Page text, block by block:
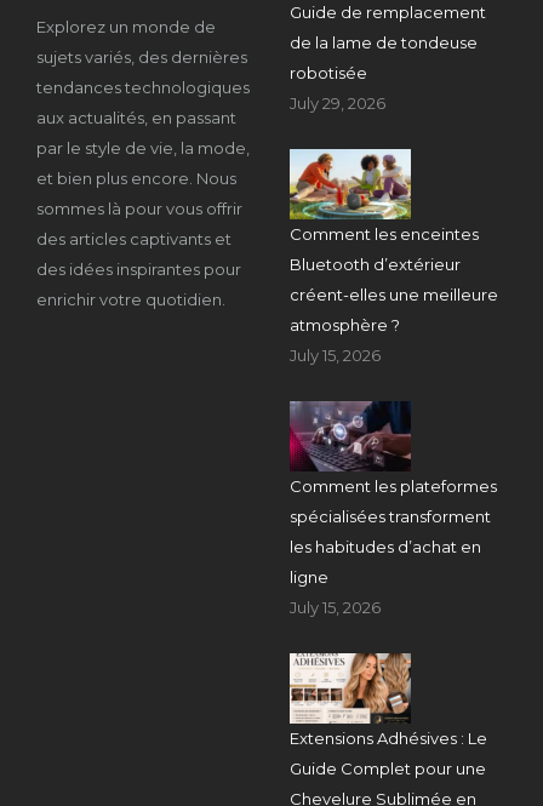
Explorez un monde de
sujets variés, des dernières
tendances technologiques
aux actualités, en passant
par le style de vie, la mode,
et bien plus encore. Nous
sommes là pour vous offrir
des articles captivants et
des idées inspirantes pour
enrichir votre quotidien.
Guide de remplacement
de la lame de tondeuse
robotisée
July 29, 2026
Comment les enceintes
Bluetooth d’extérieur
créent-elles une meilleure
atmosphère ?
July 15, 2026
Comment les plateformes
spécialisées transforment
les habitudes d’achat en
ligne
July 15, 2026
Extensions Adhésives : Le
Guide Complet pour une
Chevelure Sublimée en